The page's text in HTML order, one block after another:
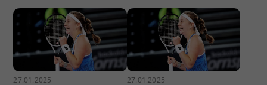
27.01.2025 27.01.2025